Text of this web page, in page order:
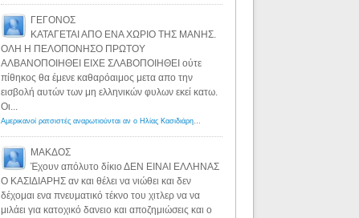
ΓΕΓΟΝΟΣ
ΚΑΤΑΓΕΤΑΙ ΑΠΟ ΕΝΑ ΧΩΡΙΟ ΤΗΣ ΜΑΝΗΣ.
ΟΛΗ Η ΠΕΛΟΠΟΝΗΣΟ ΠΡΩΤΟΥ
ΑΛΒΑΝΟΠΟΙΗΘΕΙ ΕΙΧΕ ΣΛΑΒΟΠΟΙΗΘΕΙ ούτε
πίθηκος θα έμενε καθαρόαιμος μετα απο την
εισβολή αυτών των μη ελληνικών φυλων εκεί κατω.
Οι...
Αμερικανοί ρατσιστές αναρωτιούνται αν ο Ηλίας Κασιδιάρης ανήκει στη λευκή φυλή... - Λόγιος Ερμής
ΜΑΚΔΟΣ
Έχουν απόλυτο δίκιο ΔΕΝ ΕΙΝΑΙ ΕΛΛΗΝΑΣ
Ο ΚΑΣΙΔΙΑΡΗΣ αν και θέλει να νιώθει και δεν
δέχομαι ενα πνευματικό τέκνο του χιτλερ να να
μιλάει για κατοχικό δανειο και αποζημιώσεις και ο